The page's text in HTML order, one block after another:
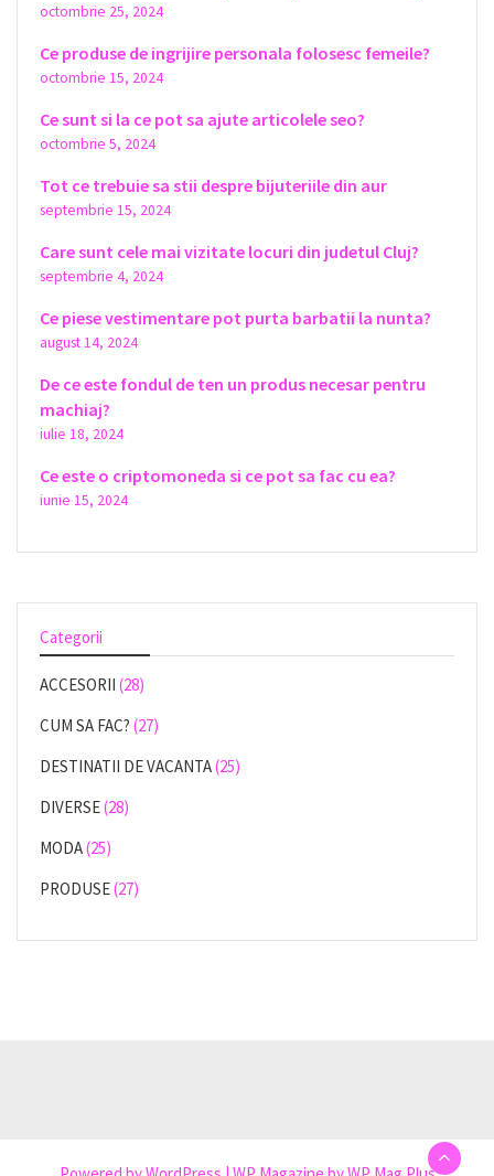
octombrie 25, 2024
Ce produse de ingrijire personala folosesc femeile?
octombrie 15, 2024
Ce sunt si la ce pot sa ajute articolele seo?
octombrie 5, 2024
Tot ce trebuie sa stii despre bijuteriile din aur
septembrie 15, 2024
Care sunt cele mai vizitate locuri din judetul Cluj?
septembrie 4, 2024
Ce piese vestimentare pot purta barbatii la nunta?
august 14, 2024
De ce este fondul de ten un produs necesar pentru
machiaj?
iulie 18, 2024
Ce este o criptomoneda si ce pot sa fac cu ea?
iunie 15, 2024
Categorii
ACCESORII (28)
CUM SA FAC? (27)
DESTINATII DE VACANTA(25)
DIVERSE(28)
MODA(25)
PRODUSE(27)